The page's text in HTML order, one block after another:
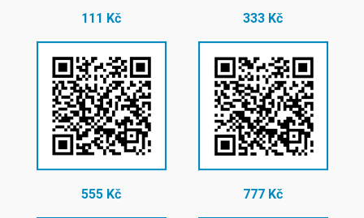
111 Kč 333 Kč
555 Kč 777 Kč